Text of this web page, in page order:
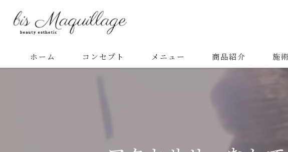
ホーム コンセプト メニュー 商品紹介 施